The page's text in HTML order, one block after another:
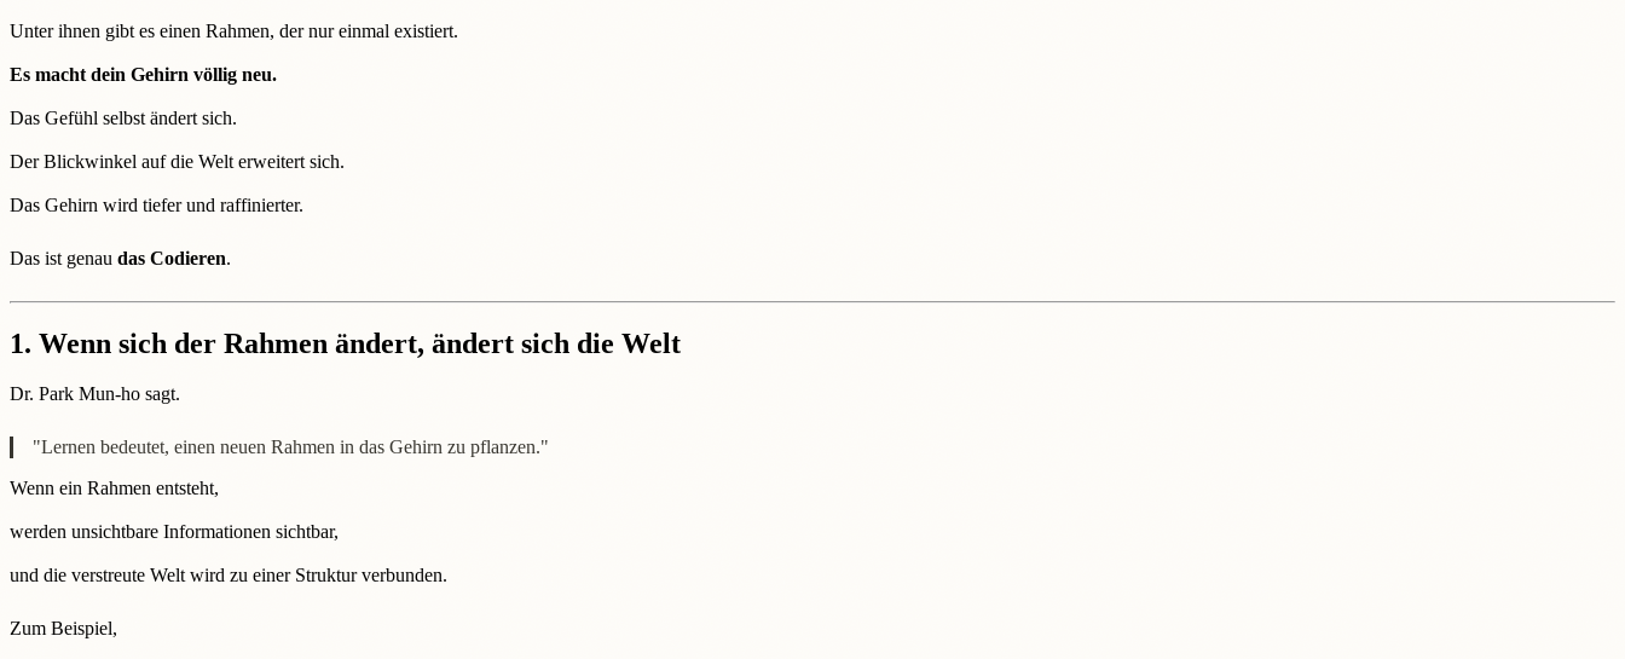
Unter ihnen gibt es einen Rahmen, der nur einmal existiert.
Es macht dein Gehirn völlig neu.
Das Gefühl selbst ändert sich.
Der Blickwinkel auf die Welt erweitert sich.
Das Gehirn wird tiefer und raffinierter.
Das ist genau das Codieren.
1. Wenn sich der Rahmen ändert, ändert sich die Welt
Dr. Park Mun-ho sagt.
"Lernen bedeutet, einen neuen Rahmen in das Gehirn zu pflanzen."
Wenn ein Rahmen entsteht,
werden unsichtbare Informationen sichtbar,
und die verstreute Welt wird zu einer Struktur verbunden.
Zum Beispiel,